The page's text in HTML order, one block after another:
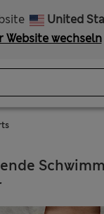
United
Website wechseln